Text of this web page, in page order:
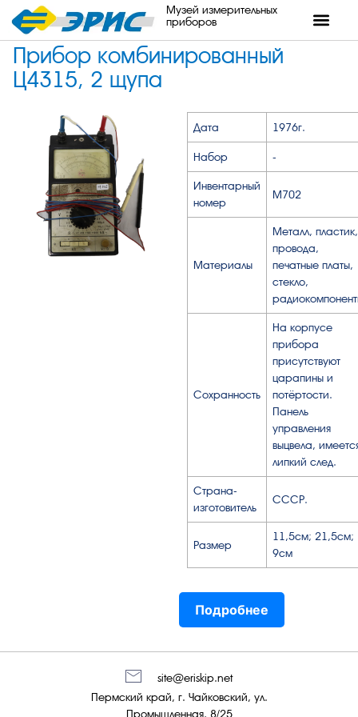
Музей измерительных
приборов
Прибор комбинированный
Ц4315, 2 щупа
Дата 1976г.
Набор -
Инвентарный
номер
М702
Материалы
Металл, пластик,
провода,
печатные платы,
стекло,
Сохранность
На корпусе
прибора
присутствуют
царапины и
потёртости.
Панель
управления
выцвела,
липкий след.
Страна-
изготовитель
СССР.
Размер
11,5см; 21,5см;
9см
Подробнее
Пермский край, г. Чайковский, ул.
Промышленная, 8/25
site@eriskip.net